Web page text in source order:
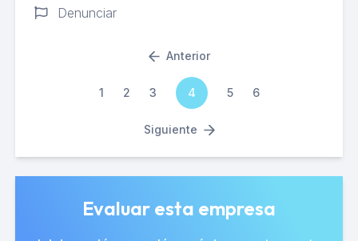
Denunciar
Anterior
1 2 3 4 5 6
Siguiente
Evaluar esta empresa